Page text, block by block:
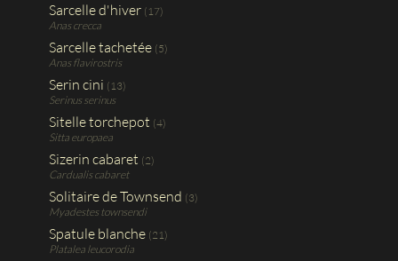
Sarcelle d'hiver (17)
Anas crecca
Sarcelle tachetée (5)
Anas flavirostris
Serin cini (13)
Serinus serinus
Sitelle torchepot (4)
Sitta europaea
Sizerin cabaret (2)
Cardualis cabaret
Solitaire de Townsend (3)
Myadestes townsendi
Spatule blanche (21)
Platalea leucorodia